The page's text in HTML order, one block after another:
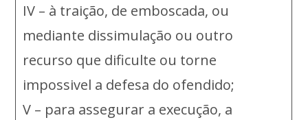
IV – à traição, de emboscada, ou
mediante dissimulação ou outro
recurso que dificulte ou torne
impossivel a defesa do ofendido;
V – para assegurar a execução, a